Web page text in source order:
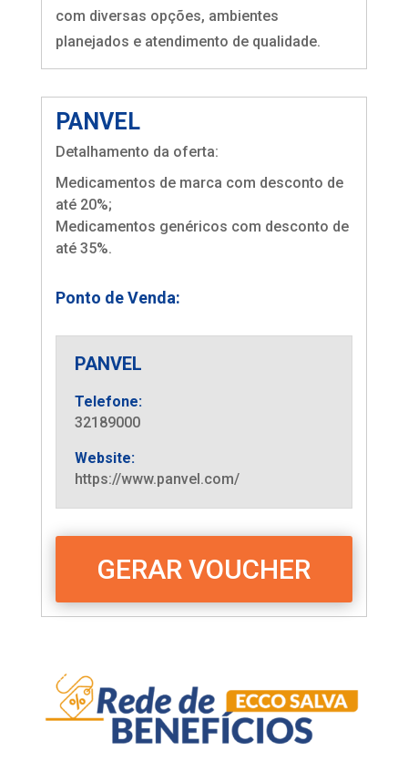
com diversas opções, ambientes
planejados e atendimento de qualidade.
PANVEL
Detalhamento da oferta:
Medicamentos de marca com desconto de
até 20%;
Medicamentos genéricos com desconto de
até 35%.
Ponto de Venda:
PANVEL
Telefone:
32189000
Website:
https://www.panvel.com/
GERAR VOUCHER